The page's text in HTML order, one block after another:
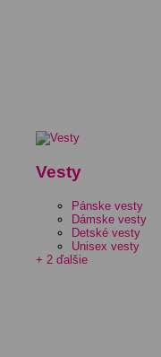
Vesty
Pánske vesty
Dámske vesty
Detské vesty
Unisex vesty
+ 2 ďalšie